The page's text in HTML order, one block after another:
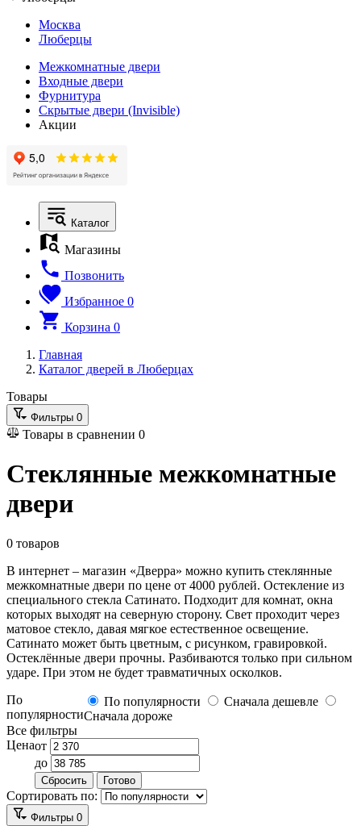
Москва
Люберцы
Межкомнатные двери
Входные двери
Фурнитура
Скрытые двери (Invisible)
Акции
Каталог
Магазины
Позвонить
Избранное 0
Корзина 0
Главная
Каталог дверей в Люберцах
Товары
Фильтры 0
Товары в сравнении 0
Стеклянные межкомнатные
двери
0 товаров
В интернет – магазин «Дверра» можно купить стеклянные
межкомнатные двери по цене от 4000 рублей. Остекление из
специального стекла Сатинато. Подходит для комнат, окна
которых выходят на северную сторону. Свет проходит через
матовое стекло, давая мягкое естественное освещение.
Сатинато может быть цветным, с рисунком, гравировкой.
Остеклённые двери прочны. Разбиваются только при сильном
ударе. При этом не будет травматичных осколков.
По
популярности
По популярности
Сначала дешевле
Сначала дороже
Все фильтры
Ценаот
до
Сбросить Готово
Сортировать по:
Фильтры 0